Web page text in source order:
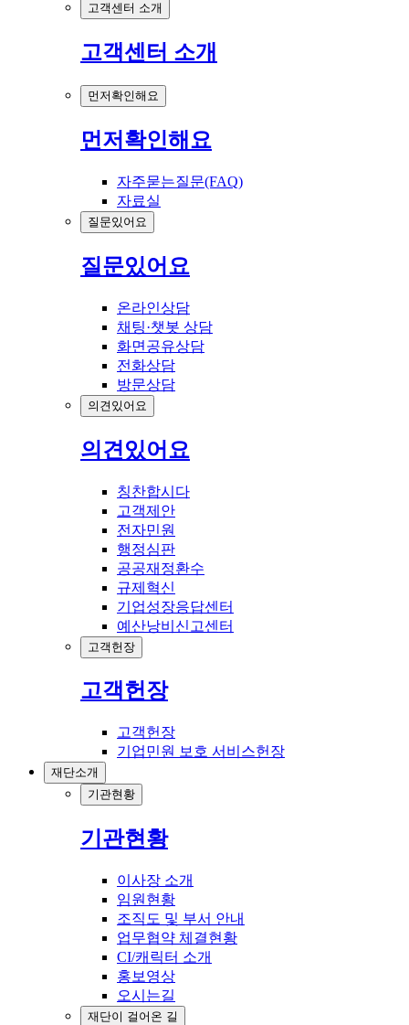
고객센터 소개
고객센터 소개
먼저확인해요
먼저확인해요
자주묻는질문(FAQ)
자료실
질문있어요
질문있어요
온라인상담
채팅·챗봇 상담
화면공유상담
전화상담
방문상담
의견있어요
의견있어요
칭찬합시다
고객제안
전자민원
행정심판
공공재정환수
규제혁신
기업성장응답센터
예산낭비신고센터
고객헌장
고객헌장
고객헌장
기업민원 보호 서비스헌장
재단소개
기관현황
기관현황
이사장 소개
임원현황
조직도 및 부서 안내
업무협약 체결현황
CI/캐릭터 소개
홍보영상
오시는길
재단이 걸어온 길